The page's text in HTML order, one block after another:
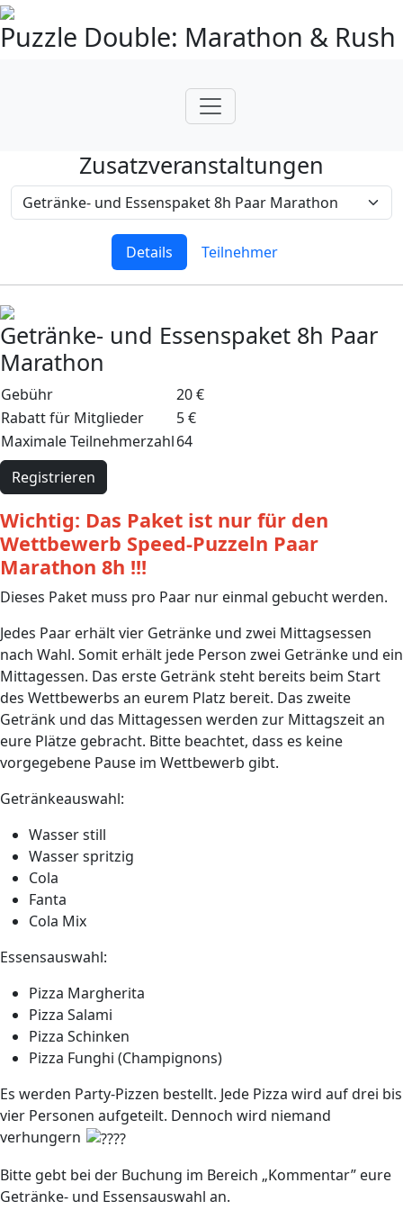
Puzzle Double: Marathon & Rush
Zusatzveranstaltungen
Details Teilnehmer
Getränke- und Essenspaket 8h Paar
Marathon
Gebühr
20 €
Rabatt für Mitglieder
5 €
Maximale Teilnehmerzahl64
Registrieren
Wichtig: Das Paket ist nur für den
Wettbewerb Speed-Puzzeln Paar
Marathon 8h !!!
Dieses Paket muss pro Paar nur einmal gebucht werden.
Jedes Paar erhält vier Getränke und zwei Mittagsessen
nach Wahl. Somit erhält jede Person zwei Getränke und ein
Mittagessen. Das erste Getränk steht bereits beim Start
des Wettbewerbs an eurem Platz bereit. Das zweite
Getränk und das Mittagessen werden zur Mittagszeit an
eure Plätze gebracht. Bitte beachtet, dass es keine
vorgegebene Pause im Wettbewerb gibt.
Getränkeauswahl:
Wasser still
Wasser spritzig
Cola
Fanta
Cola Mix
Essensauswahl:
Pizza Margherita
Pizza Salami
Pizza Schinken
Pizza Funghi (Champignons)
Es werden Party-Pizzen bestellt. Jede Pizza wird auf drei bis
vier Personen aufgeteilt. Dennoch wird niemand
verhungern
Bitte gebt bei der Buchung im Bereich „Kommentar” eure
Getränke- und Essensauswahl an.